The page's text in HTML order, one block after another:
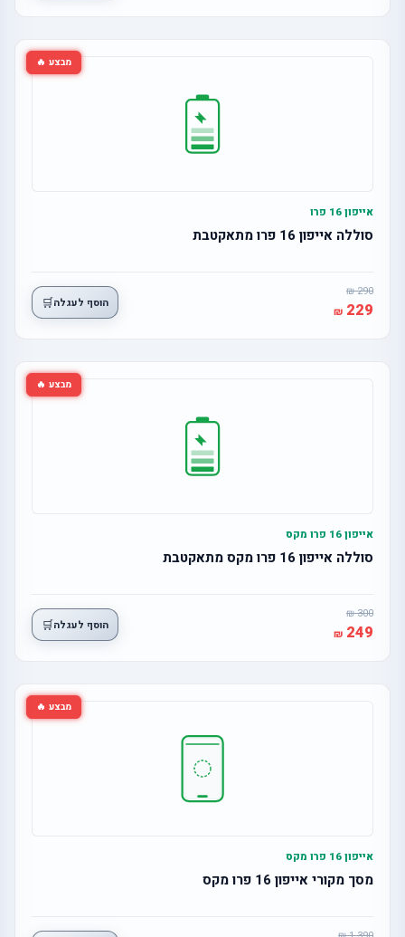
מבצע 🔥
אייפון 16 פרו
סוללה אייפון 16 פרו מתאקטבת
290
229 הוסף לעגלה🛒
מבצע 🔥
אייפון 16 פרו מקס
סוללה אייפון 16 פרו מקס מתאקטבת
300
249 הוסף לעגלה🛒
מבצע 🔥
אייפון 16 פרו מקס
מסך מקורי אייפון 16 פרו מקס